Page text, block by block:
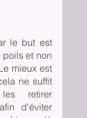
le but est
et non
mieux est
ne suffit
retirer
d'éviter